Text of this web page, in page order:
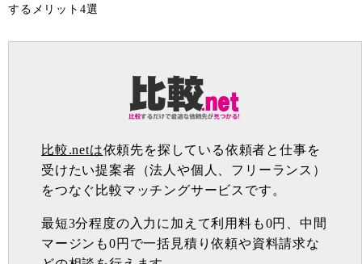
するメリット4選
比較.netは依頼先を探している依頼者と仕事を
受けたい提案者（法人や個人、フリーランス）
をつなぐ比較マッチングサービスです。
最短3分程度の入力に加えて利用料も0円、中間
マージンも0円で一括見積り依頼や資料請求な